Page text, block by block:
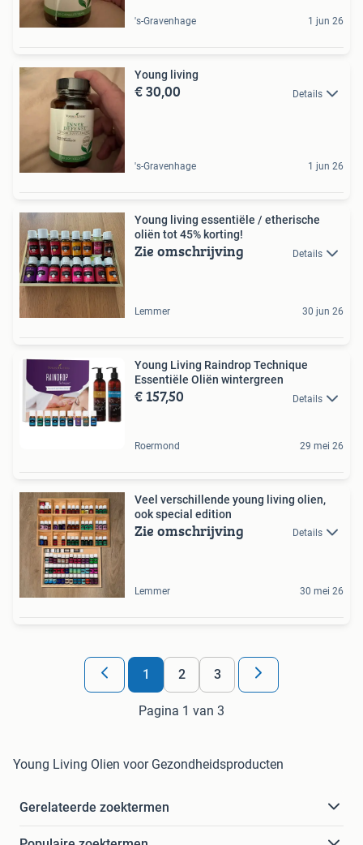
's-Gravenhage 1 jun 26
Young living
€ 30,00 Details
's-Gravenhage 1 jun 26
Young living essentiële / etherische
oliën tot 45% korting!
Zie omschrijving Details
Lemmer 30 jun 26
Young Living Raindrop Technique
Essentiële Oliën wintergreen
€ 157,50 Details
Roermond 29 mei 26
Veel verschillende young living olien,
ook special edition
Zie omschrijving Details
Lemmer 30 mei 26
1 2 3
Pagina 1 van 3
Young Living Olien voor Gezondheidsproducten
Gerelateerde zoektermen